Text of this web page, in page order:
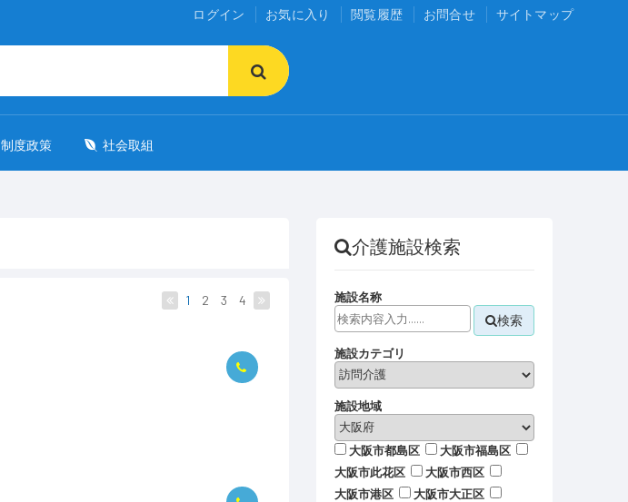
ログイン お気に入り 閲覧履歴 お問合せ サイトマップ
制度政策 社会取組
1 2 3 4
介護施設検索
施設名称
検索
施設カテゴリ
施設地域
大阪市都島区
大阪市福島区
大阪市此花区
大阪市西区
大阪市港区
大阪市大正区